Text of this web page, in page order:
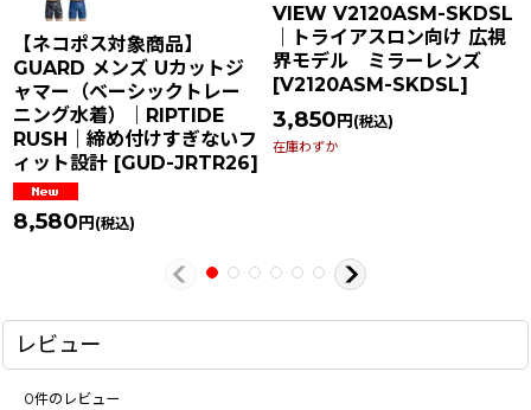
【ネコポス対象商品】
GUARD メンズ Uカットジ
ャマー（ベーシックトレー
ニング水着）｜RIPTIDE
RUSH｜締め付けすぎないフ
ィット設計 [GUD-JRTR26]
8,580円(税込)
VIEW V2120ASM-SKDSL
｜トライアスロン向け 広視
界モデル ミラーレンズ
[V2120ASM-SKDSL]
3,850円(税込)
在庫わずか
レビュー
0件のレビュー